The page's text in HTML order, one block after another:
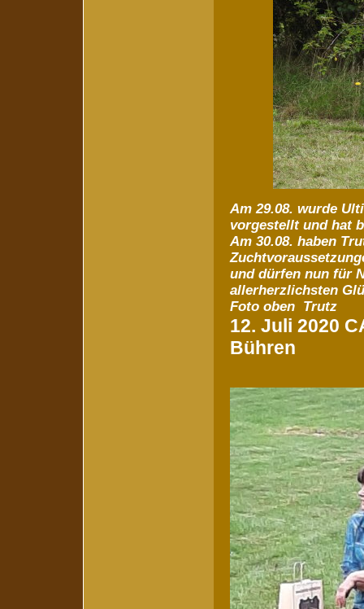
Am 29.08. wurde
vorgestellt und hat
Am 30.08. haben
und dürfen nun für
allerherzlichsten
Foto oben Trutz
12. Juli 2020
Bühren